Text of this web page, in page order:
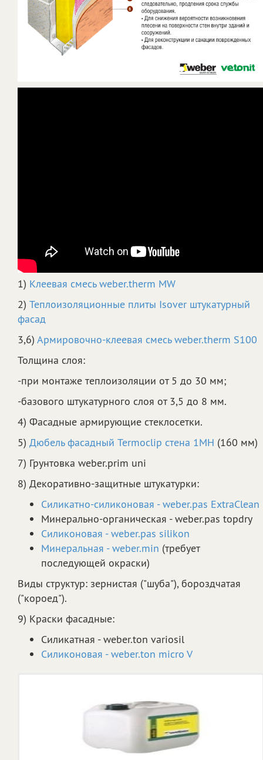
1) Клеевая смесь weber.therm MW
2) Теплоизоляционные плиты Isover штукатурный
фасад
3,6) Армировочно-клеевая смесь weber.therm S100
Толщина слоя:
-при монтаже теплоизоляции от 5 до 30 мм;
-базового штукатурного слоя от 3,5 до 8 мм.
4) Фасадные армирующие стеклосетки.
5) Дюбель фасадный Termoclip стена 1MH (160 мм)
7) Грунтовка weber.prim uni
8) Декоративно-защитные штукатурки:
Силикатно-силиконовая - weber.pas ExtraClean
Минерально-органическая - weber.pas topdry
Силиконовая - weber.pas silikon
Минеральная - weber.min (требует
последующей окраски)
Виды структур: зернистая ("шуба"), бороздчатая
("короед").
9) Краски фасадные:
Силикатная - weber.ton variosil
Силиконовая - weber.ton micro V